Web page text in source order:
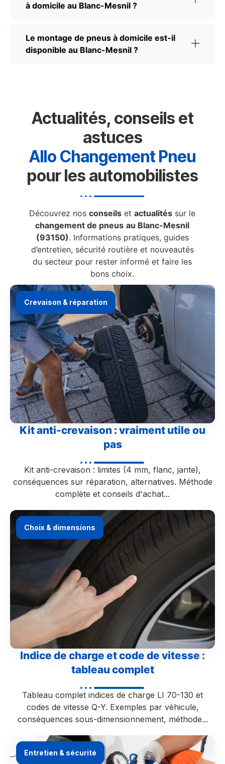
à domicile au Blanc-Mesnil ?
Le montage de pneus à domicile est-il
disponible au Blanc-Mesnil ?
Actualités, conseils et
astuces
Allo Changement Pneu
pour les automobilistes
Découvrez nosconseils etactualités sur le
changement de pneus au Blanc-Mesnil
(93150). Informations pratiques, guides
d’entretien, sécurité routière et nouveautés
du secteur pour rester informé et faire les
bons choix.
Crevaison & réparation
Kit anti-crevaison : vraiment utile ou
pas
Kit anti-crevaison : limites (4 mm, flanc, jante),
conséquences sur réparation, alternatives. Méthode
complète et conseils d'achat...
Choix & dimensions
Indice de charge et code de vitesse :
tableau complet
Tableau complet indices de charge LI 70-130 et
codes de vitesse Q-Y. Exemples par véhicule,
conséquences sous-dimensionnement, méthode...
Entretien & sécurité